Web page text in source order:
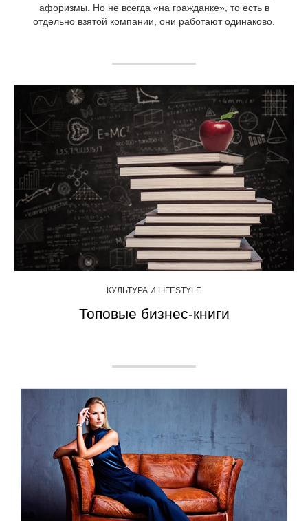
афоризмы. Но не всегда «на гражданке», то есть в
отдельно взятой компании, они работают одинаково.
КУЛЬТУРА И LIFESTYLE
Топовые бизнес-книги